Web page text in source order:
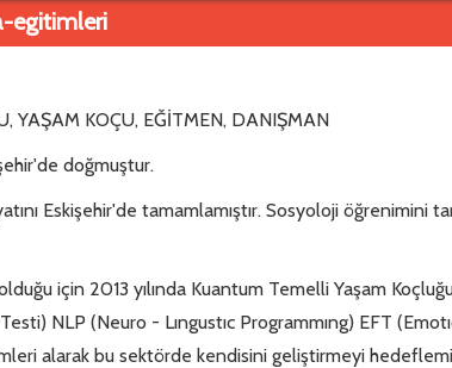
egitimleri
YAŞAM KOÇU, EĞİTMEN, DANIŞMAN
doğmuştur.
Eskişehir'de tamamlamıştır. Sosyoloji
için 2013 yılında Kuantum Temelli Yaşam
NLP (Neuro - Lıngustıc Programmıng) EFT
alarak bu sektörde kendisini geliştirmeyi